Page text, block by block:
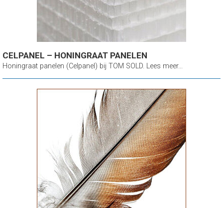
CELPANEL – HONINGRAAT PANELEN
Honingraat panelen (Celpanel) bij TOM SOLD. Lees meer...